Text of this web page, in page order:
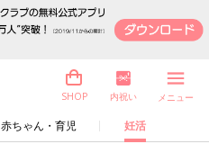
赤ちゃん・育児 妊活
SHOP 内祝い メニュー